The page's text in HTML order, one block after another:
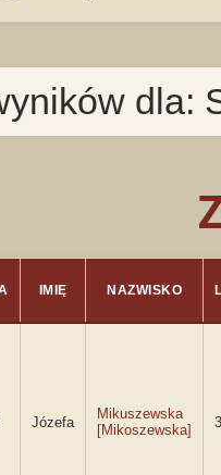
dla:
IMIĘ NAZWISKO
Józefa
Mikuszewska
[Mikoszewska]